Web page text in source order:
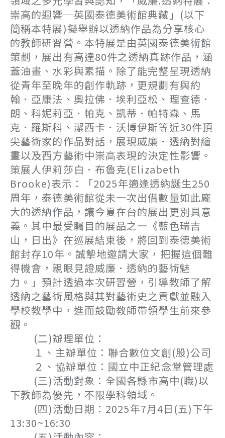
崇高的迴響─英國泰德美術館典藏」(以下
簡稱本特展)擬舉辦以透納作品為分享核心
的教師研習營。本特展是由英國泰德美術館
策劃，展出有高達80件之透納真跡作品，涵
蓋油畫、水彩與素描。除了能完整呈現透納
從青年至晚年的創作軌跡，更規劃有與約
翰．亞康法、奧拉佛．埃利亞松、理查德．
朗、科妮莉亞．帕克、凱蒂．帕特森、馬
克．羅斯科、潔西卡．沃博伊斯等近30件頂
尖藝術家的作品對話，展現威廉．透納對繪
畫以及西方藝術中崇高表現的決定性影響。
策展人伊莉莎白．布魯克(Elizabeth
Brooke)表示：「2025年適逢透納誕生250
周年，泰德美術館從未一次出借數量如此龐
大的透納作品，讓今夏在台的展出更別具意
義。其中最受矚目的展品之一《藍色瑞吉
山，日出》在巡展結束後，將回到泰德美術
館封存10年。誠摯地邀請大家，把握這個難
得機會，親眼見證威廉．透納的藝術魅
力。」預計透過本次研習營，引導教師了解
透納之藝術風格與其對藝術史之貢獻並融入
學校教學中，進而鼓勵教師帶領學生前來參
觀。
(二)辦理單位：
１、主辦單位：聯合數位文創(股)公司
２、協辦單位：國立中正紀念堂管理處
(三)活動對象：全國各縣市高中(職)以
下教師為優先，不限學科領域。
(四)活動日期：2025年7月4日(五)下午
13:30~16:30